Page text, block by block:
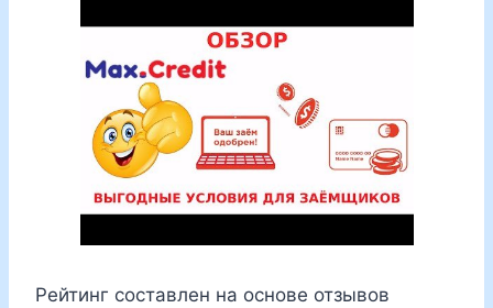
Рейтинг составлен на основе отзывов